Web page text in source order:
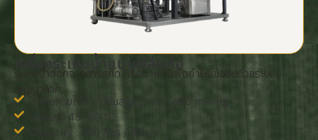
เครื่องระเหยน้ำแบบฟิล์มท่อ
ระเหยน้ำออกจากสารสกัด หรืออาหารเพื่อทำให้เข้มข้นด้วยระบบ
สุญญากาศ
ระเหยภายใต้ความดันสุญญากาศ -600 mmHg
อุณหภูมิ 45–80 °C
Capacity : 500 ลิตร / ชั่วโมง